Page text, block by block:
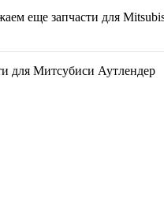
еще запчасти для
для Митсубиси Аутлендер